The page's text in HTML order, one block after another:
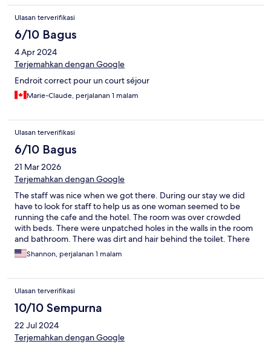
Ulasan terverifikasi
6/10 Bagus
4 Apr 2024
Terjemahkan dengan Google
Endroit correct pour un court séjour
Marie-Claude, perjalanan 1 malam
Ulasan terverifikasi
6/10 Bagus
21 Mar 2026
Terjemahkan dengan Google
The staff was nice when we got there. During our stay we did
have to look for staff to help us as one woman seemed to be
running the cafe and the hotel. The room was over crowded
with beds. There were unpatched holes in the walls in the room
and bathroom. There was dirt and hair behind the toilet. There
was not the proper remote for the tv and the curtain was falling
off the wall. It was a lack of attention to detail. It was not worth
Shannon, perjalanan 1 malam
Ulasan terverifikasi
10/10 Sempurna
22 Jul 2024
Terjemahkan dengan Google